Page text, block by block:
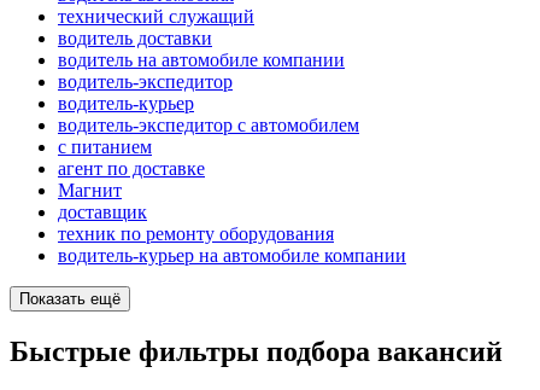
технический служащий
водитель доставки
водитель на автомобиле компании
водитель-экспедитор
водитель-курьер
водитель-экспедитор с автомобилем
с питанием
агент по доставке
Магнит
доставщик
техник по ремонту оборудования
водитель-курьер на автомобиле компании
Показать ещё
Быстрые фильтры подбора вакансий